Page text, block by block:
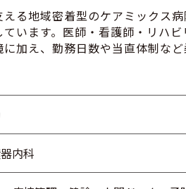
る地域密着型のケアミックス
います。医師・看護師・リハ
加え、勤務日数や当直体制な
内科